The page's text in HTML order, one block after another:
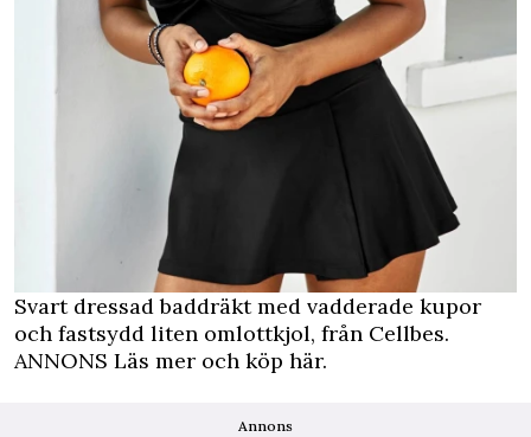
Svart dressad baddräkt med vadderade kupor
och fastsydd liten omlottkjol, från Cellbes.
ANNONS Läs mer och köp här.
Annons